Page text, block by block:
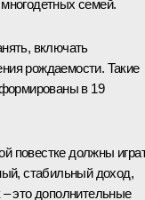
семей.
включать
рождаемости. Такие
в 19
повестке должны
стабильный доход,
это дополнительные